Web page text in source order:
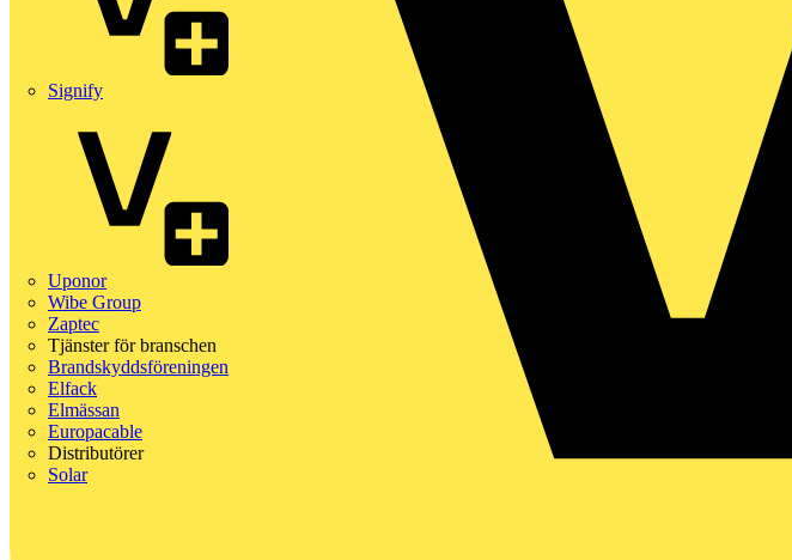
Signify
Uponor
Wibe Group
Zaptec
Tjänster för branschen
Brandskyddsföreningen
Elfack
Elmässan
Europacable
Distributörer
Solar